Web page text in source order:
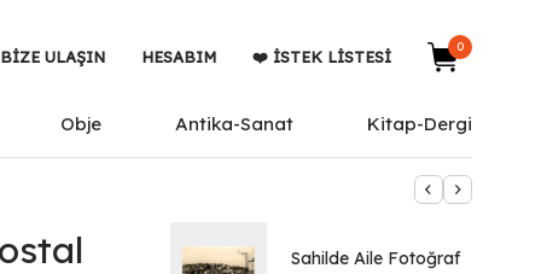
BIZE ULAŞIN HESABIM ❤️ İSTEK LISTESI
0
Obje Antika-Sanat Kitap-Dergi
Sahilde Aile Fotoğraf